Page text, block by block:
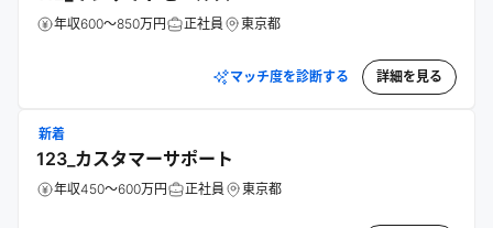
年収600～850万円 正社員 東京都
マッチ度を診断する 詳細を見る
新着
123_カスタマーサポート
年収450～600万円 正社員 東京都